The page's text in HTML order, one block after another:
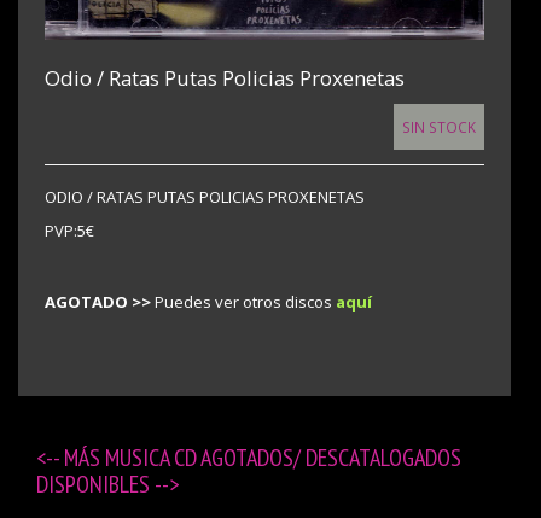
Odio / Ratas Putas Policias Proxenetas
SIN STOCK
ODIO / RATAS PUTAS POLICIAS PROXENETAS
PVP:5€
AGOTADO >>Puedes ver otros discos aquí
<-- MÁS MUSICA CD AGOTADOS/ DESCATALOGADOS
DISPONIBLES -->